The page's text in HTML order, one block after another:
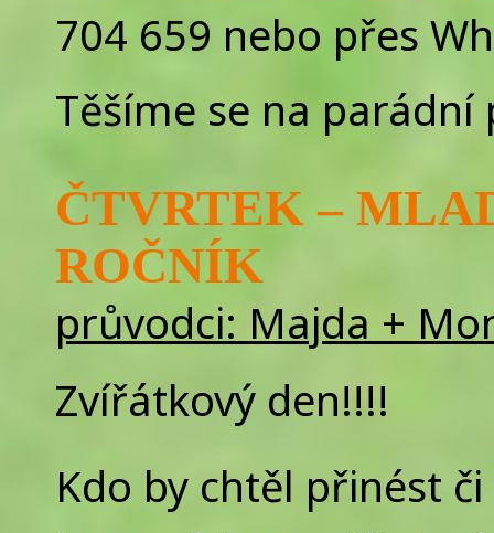
704 659 nebo přes
Těšíme se na parádní
ČTVRTEK –
ROČNÍK
průvodci: Majda +
Zvířátkový den!!!!
Kdo by chtěl přinést